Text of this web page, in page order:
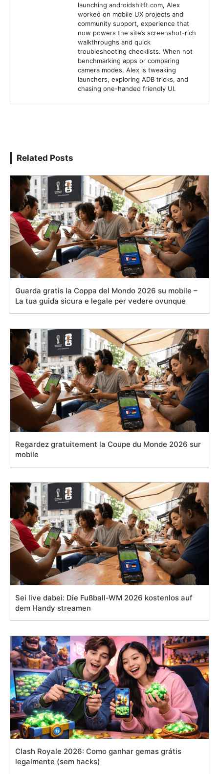
launching androidshitft.com, Alex
worked on mobile UX projects and
community support, experience that
now powers the site’s screenshot-rich
walkthroughs and quick
troubleshooting checklists. When not
benchmarking apps or comparing
camera modes, Alex is tweaking
launchers, exploring ADB tricks, and
chasing one-handed friendly UI.
Related Posts
Guarda gratis la Coppa del Mondo 2026 su mobile –
La tua guida sicura e legale per vedere ovunque
Regardez gratuitement la Coupe du Monde 2026 sur
mobile
Sei live dabei: Die Fußball-WM 2026 kostenlos auf
dem Handy streamen
Clash Royale 2026: Como ganhar gemas grátis
legalmente (sem hacks)